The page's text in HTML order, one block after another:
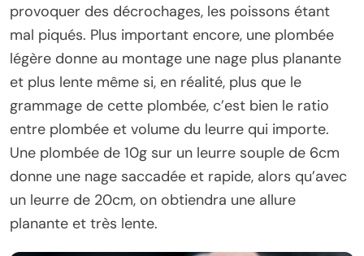
provoquer des décrochages, les poissons étant
mal piqués. Plus important encore, une plombée
légère donne au montage une nage plus planante
et plus lente même si, en réalité, plus que le
grammage de cette plombée, c’est bien le ratio
entre plombée et volume du leurre qui importe.
Une plombée de 10g sur un leurre souple de 6cm
donne une nage saccadée et rapide, alors qu’avec
un leurre de 20cm, on obtiendra une allure
planante et très lente.